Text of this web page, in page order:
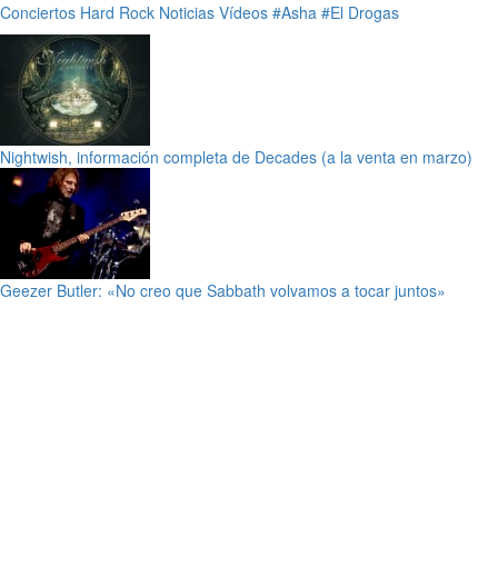
Conciertos Hard Rock Noticias Vídeos #Asha #El Drogas
Nightwish, información completa de Decades (a la venta en marzo)
Geezer Butler: «No creo que Sabbath volvamos a tocar juntos»